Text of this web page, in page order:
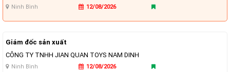
Ninh Bình 12/08/2026
Giám đốc sản xuất
CÔNG TY TNHH JIAN QUAN TOYS NAM DINH
Ninh Bình 12/08/2026